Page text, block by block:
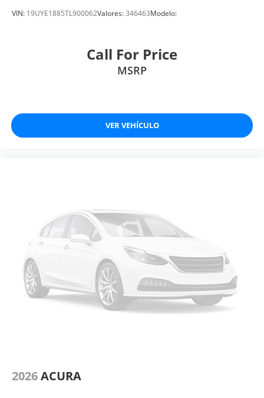
VIN: 19UYE1885TL900062Valores:346463Modelo:
Call For Price
MSRP
VER VEHÍCULO
2026ACURA